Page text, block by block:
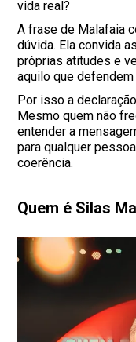
vida real?
A frase de Malafaia
dúvida. Ela convida
próprias atitudes e
aquilo que
Por isso a
Mesmo quem não
entender a
para qualquer
coerência.
Quem é Silas